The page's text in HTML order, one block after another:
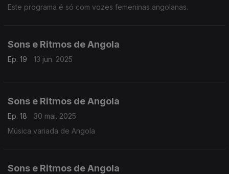
Este programa é só com vozes femeninas angolanas.
Sons e Ritmos de Angola
Ep. 19 13 jun. 2025
Sons e Ritmos de Angola
Ep. 18
30 mai. 2025
Música variada de Angola
Sons e Ritmos de Angola